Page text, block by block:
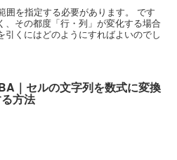
囲を指定する必要があります。 です
、その都度「行・列」が変化する場合
引くにはどのようにすればよいのでし
｜セルの文字列を数式に変換
方法